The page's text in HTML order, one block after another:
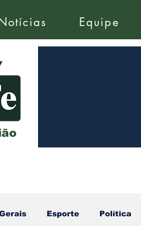
Equipe
Esporte Política